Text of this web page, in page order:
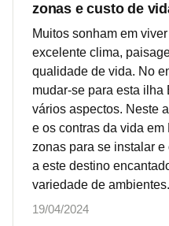
zonas e custo de
Muitos sonham em
excelente clima,
qualidade de vida. No
mudar-se para esta
vários aspectos. Neste
e os contras da vida
zonas para se instalar
a este destino
variedade de ambientes.
19/04/2024